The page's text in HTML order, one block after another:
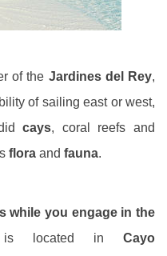
of the Jardines del Rey,
of sailing east or west,
cays, coral reefs and
flora and fauna.
while you engage in the
is located inCayo